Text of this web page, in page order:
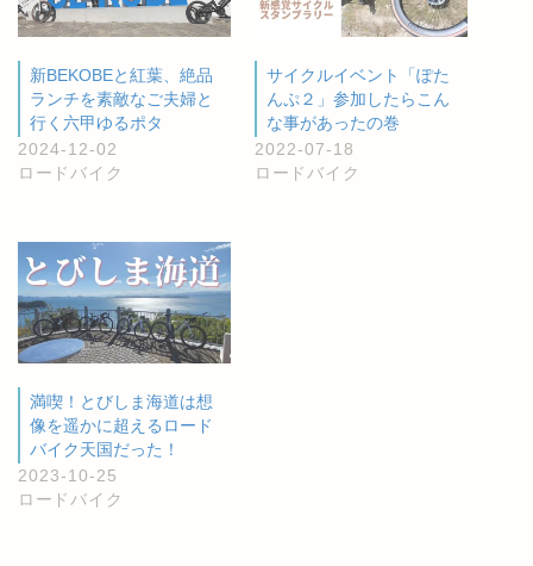
新BEKOBEと紅葉、絶品
ランチを素敵なご夫婦と
行く六甲ゆるポタ
2024-12-02
ロードバイク
サイクルイベント「ぽた
んぷ２」参加したらこん
な事があったの巻
2022-07-18
ロードバイク
満喫！とびしま海道は想
像を遥かに超えるロード
バイク天国だった！
2023-10-25
ロードバイク